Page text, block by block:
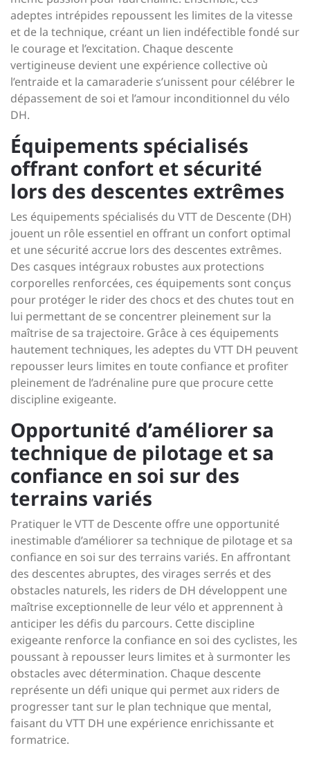
adeptes intrépides repoussent les limites de la vitesse
et de la technique, créant un lien indéfectible fondé sur
le courage et l’excitation. Chaque descente
vertigineuse devient une expérience collective où
l’entraide et la camaraderie s’unissent pour célébrer le
dépassement de soi et l’amour inconditionnel du vélo
DH.
Équipements spécialisés
offrant confort et sécurité
lors des descentes extrêmes
Les équipements spécialisés du VTT de Descente (DH)
jouent un rôle essentiel en offrant un confort optimal
et une sécurité accrue lors des descentes extrêmes.
Des casques intégraux robustes aux protections
corporelles renforcées, ces équipements sont conçus
pour protéger le rider des chocs et des chutes tout en
lui permettant de se concentrer pleinement sur la
maîtrise de sa trajectoire. Grâce à ces équipements
hautement techniques, les adeptes du VTT DH peuvent
repousser leurs limites en toute confiance et profiter
pleinement de l’adrénaline pure que procure cette
discipline exigeante.
Opportunité d’améliorer sa
technique de pilotage et sa
confiance en soi sur des
terrains variés
Pratiquer le VTT de Descente offre une opportunité
inestimable d’améliorer sa technique de pilotage et sa
confiance en soi sur des terrains variés. En affrontant
des descentes abruptes, des virages serrés et des
obstacles naturels, les riders de DH développent une
maîtrise exceptionnelle de leur vélo et apprennent à
anticiper les défis du parcours. Cette discipline
exigeante renforce la confiance en soi des cyclistes, les
poussant à repousser leurs limites et à surmonter les
obstacles avec détermination. Chaque descente
représente un défi unique qui permet aux riders de
progresser tant sur le plan technique que mental,
faisant du VTT DH une expérience enrichissante et
formatrice.